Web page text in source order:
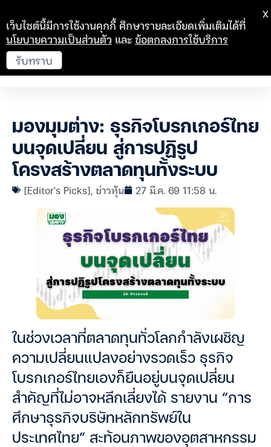
มองมุมต่าง: ธุรกิจโบรกเกอร์ไทย
บนจุดเปลี่ยน สู่การปฏิรูป
โครงสร้างตลาดทุนทั้งระบบ
[Editor's Picks],ข่าวหุ้น 27 มี.ค. 69 11:58 น.
ในช่วงเวลาที่ตลาดทุนทั่วโลกกำลังเผชิญ
ความเปลี่ยนแปลงอย่างรวดเร็ว ธุรกิจ
โบรกเกอร์ไทยเองก็ยืนอยู่บนจุดเปลี่ยน
สำคัญที่ไม่อาจหลีกเลี่ยงได้ รายงาน “การ
ศึกษาธุรกิจบริษัทหลักทรัพย์ใน
ประเทศไทย” สะท้อนภาพของอุตสาหกรรม
เว็บไซต์นี้มีการใช้งานคุกกี้ ศึกษารายละเอียดเพิ่มเติมได้ที่
นโยบายความเป็นส่วนตัว และข้อตกลงการใช้บริการ
รับทราบ
X